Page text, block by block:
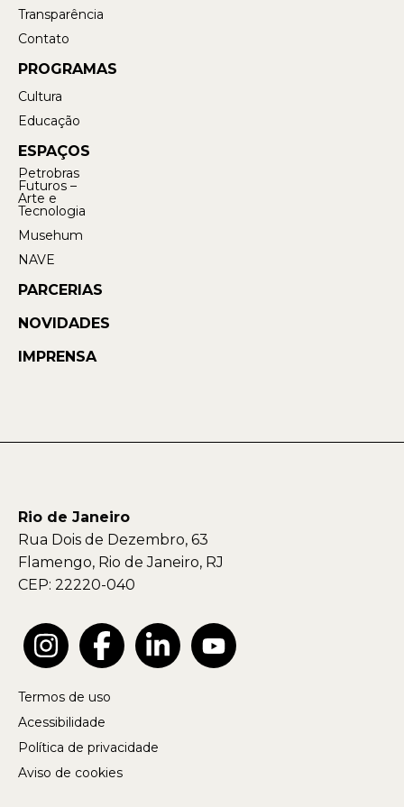
Transparência
Contato
PROGRAMAS
Cultura
Educação
ESPAÇOS
Petrobras
Futuros –
Arte e
Tecnologia
Musehum
NAVE
PARCERIAS
NOVIDADES
IMPRENSA
Rio de Janeiro
Rua Dois de Dezembro, 63
Flamengo, Rio de Janeiro, RJ
CEP: 22220-040
Termos de uso
Acessibilidade
Política de privacidade
Aviso de cookies